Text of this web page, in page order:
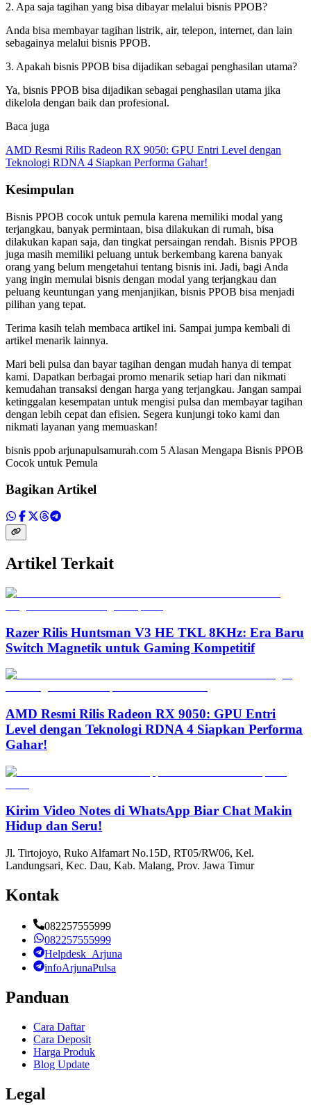
2. Apa saja tagihan yang bisa dibayar melalui bisnis PPOB?
Anda bisa membayar tagihan listrik, air, telepon, internet, dan lain
sebagainya melalui bisnis PPOB.
3. Apakah bisnis PPOB bisa dijadikan sebagai penghasilan utama?
Ya, bisnis PPOB bisa dijadikan sebagai penghasilan utama jika
dikelola dengan baik dan profesional.
Baca juga
AMD Resmi Rilis Radeon RX 9050: GPU Entri Level dengan
Teknologi RDNA 4 Siapkan Performa Gahar!
Kesimpulan
Bisnis PPOB cocok untuk pemula karena memiliki modal yang
terjangkau, banyak permintaan, bisa dilakukan di rumah, bisa
dilakukan kapan saja, dan tingkat persaingan rendah. Bisnis PPOB
juga masih memiliki peluang untuk berkembang karena banyak
orang yang belum mengetahui tentang bisnis ini. Jadi, bagi Anda
yang ingin memulai bisnis dengan modal yang terjangkau dan
peluang keuntungan yang menjanjikan, bisnis PPOB bisa menjadi
pilihan yang tepat.
Terima kasih telah membaca artikel ini. Sampai jumpa kembali di
artikel menarik lainnya.
Mari beli pulsa dan bayar tagihan dengan mudah hanya di tempat
kami. Dapatkan berbagai promo menarik setiap hari dan nikmati
kemudahan transaksi dengan harga yang terjangkau. Jangan sampai
ketinggalan kesempatan untuk mengisi pulsa dan membayar tagihan
dengan lebih cepat dan efisien. Segera kunjungi toko kami dan
nikmati layanan yang memuaskan!
bisnis ppob arjunapulsamurah.com 5 Alasan Mengapa Bisnis PPOB
Cocok untuk Pemula
Bagikan Artikel
Artikel Terkait
Razer Rilis Huntsman V3 HE TKL 8KHz: Era Baru
Switch Magnetik untuk Gaming Kompetitif
AMD Resmi Rilis Radeon RX 9050: GPU Entri
Level dengan Teknologi RDNA 4 Siapkan Performa
Gahar!
Kirim Video Notes di WhatsApp Biar Chat Makin
Hidup dan Seru!
Jl. Tirtojoyo, Ruko Alfamart No.15D, RT05/RW06, Kel.
Landungsari, Kec. Dau, Kab. Malang, Prov. Jawa Timur
Kontak
082257555999
082257555999
Helpdesk_Arjuna
infoArjunaPulsa
Panduan
Cara Daftar
Cara Deposit
Harga Produk
Blog Update
Legal